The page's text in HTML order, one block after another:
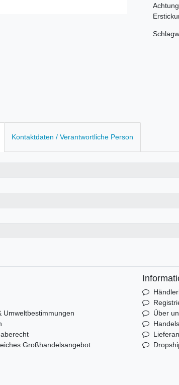
Kontaktdaten / Verantwortliche Person
Umweltbestimmungen
Großhandelsangebot
Über